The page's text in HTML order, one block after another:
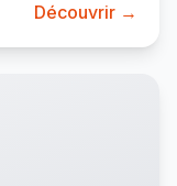
Découvrir →